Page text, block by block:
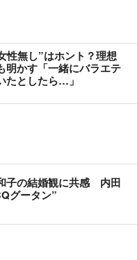
性無し”はホント？理想
明かす「一緒にバラエテ
たとしたら…」
子の結婚観に共感 内田
グータン”